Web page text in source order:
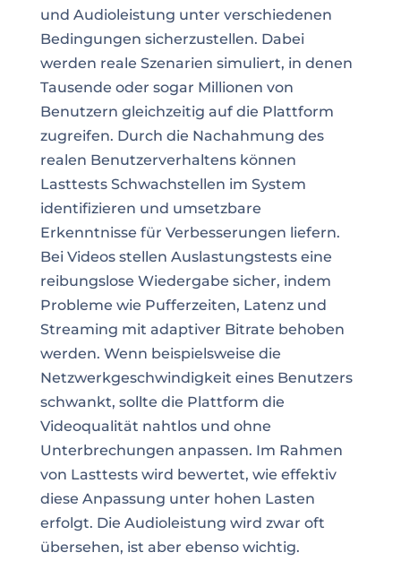
und Audioleistung unter verschiedenen
Bedingungen sicherzustellen. Dabei
werden reale Szenarien simuliert, in denen
Tausende oder sogar Millionen von
Benutzern gleichzeitig auf die Plattform
zugreifen. Durch die Nachahmung des
realen Benutzerverhaltens können
Lasttests Schwachstellen im System
identifizieren und umsetzbare
Erkenntnisse für Verbesserungen liefern.
Bei Videos stellen Auslastungstests eine
reibungslose Wiedergabe sicher, indem
Probleme wie Pufferzeiten, Latenz und
Streaming mit adaptiver Bitrate behoben
werden. Wenn beispielsweise die
Netzwerkgeschwindigkeit eines Benutzers
schwankt, sollte die Plattform die
Videoqualität nahtlos und ohne
Unterbrechungen anpassen. Im Rahmen
von Lasttests wird bewertet, wie effektiv
diese Anpassung unter hohen Lasten
erfolgt. Die Audioleistung wird zwar oft
übersehen, ist aber ebenso wichtig.